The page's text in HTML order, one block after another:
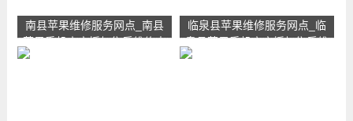
南县苹果维修服务网点_南县
苹果手机官方授权售后维修中
临泉县苹果维修服务网点_临
泉县苹果手机官方授权售后维